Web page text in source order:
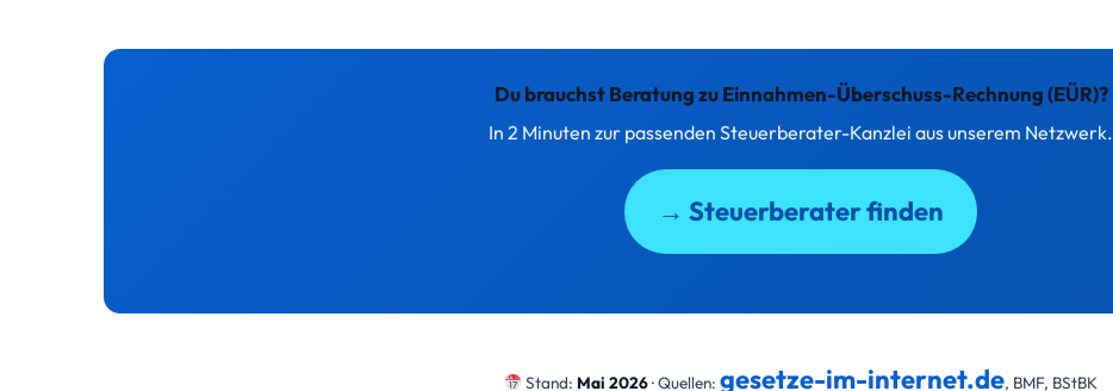
Du brauchst Beratung zu Einnahmen-Überschuss-Rechnung (EÜR)?
In 2 Minuten zur passenden Steuerberater-Kanzlei aus unserem Netzwerk.
→ Steuerberater finden
Stand: Mai 2026· Quellen:gesetze-im-internet.de, BMF, BStBK